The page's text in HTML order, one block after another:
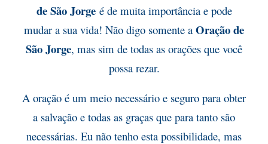
de São Jorgeé de muita importância e pode
mudar a sua vida! Não digo somente a Oraçãode
São Jorge, mas sim de todas as orações que você
possa rezar.
A oração é um meio necessário e seguro para obter
a salvação e todas as graças que para tanto são
necessárias. Eu não tenho esta possibilidade, mas